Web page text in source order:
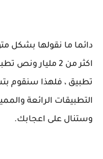
دائما ما نقولها بشكل
تطبيق ، فلهذا سنقوم
التطبيقات الرائعة
وستنال على اعجابك.